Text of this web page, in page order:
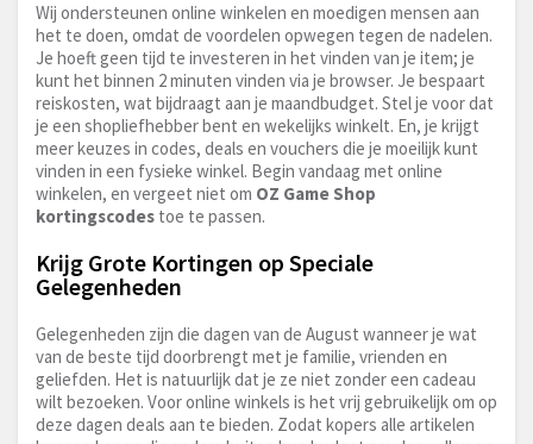
Wij ondersteunen online winkelen en moedigen mensen aan
het te doen, omdat de voordelen opwegen tegen de nadelen.
Je hoeft geen tijd te investeren in het vinden van je item; je
kunt het binnen 2 minuten vinden via je browser. Je bespaart
reiskosten, wat bijdraagt aan je maandbudget. Stel je voor dat
je een shopliefhebber bent en wekelijks winkelt. En, je krijgt
meer keuzes in codes, deals en vouchers die je moeilijk kunt
vinden in een fysieke winkel. Begin vandaag met online
winkelen, en vergeet niet om OZ Game Shop
kortingscodes toe te passen.
Krijg Grote Kortingen op Speciale
Gelegenheden
Gelegenheden zijn die dagen van de August wanneer je wat
van de beste tijd doorbrengt met je familie, vrienden en
geliefden. Het is natuurlijk dat je ze niet zonder een cadeau
wilt bezoeken. Voor online winkels is het vrij gebruikelijk om op
deze dagen deals aan te bieden. Zodat kopers alle artikelen